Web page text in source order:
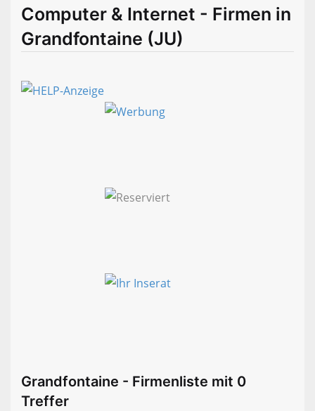
Computer & Internet - Firmen in
Grandfontaine (JU)
Grandfontaine - Firmenliste mit 0
Treffer